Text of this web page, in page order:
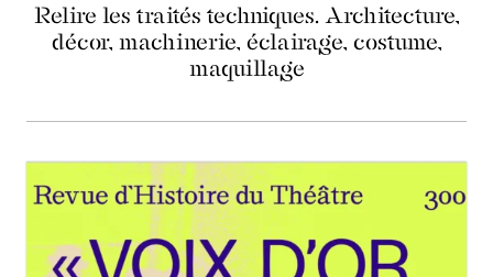
Relire les traités techniques. Architecture,
décor, machinerie, éclairage, costume,
maquillage